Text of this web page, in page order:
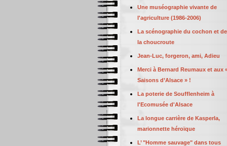
Une muséographie vivante de
l'agriculture (1986-2006)
La scénographie du cochon et de
la choucroute
Jean-Luc, forgeron, ami, Adieu
Merci à Bernard Reumaux et aux
Saisons d’Alsace » !
La poterie de Soufflenheim à
l'Ecomusée d'Alsace
La longue carrière de Kasperla,
marionnette héroïque
L’ "Homme sauvage" dans tous